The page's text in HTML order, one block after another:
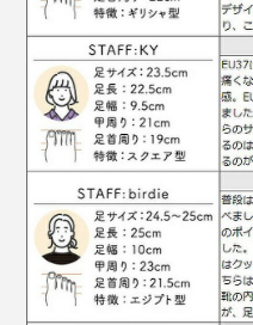
てたもんじゃないなと（
プと同様の効果がありそ